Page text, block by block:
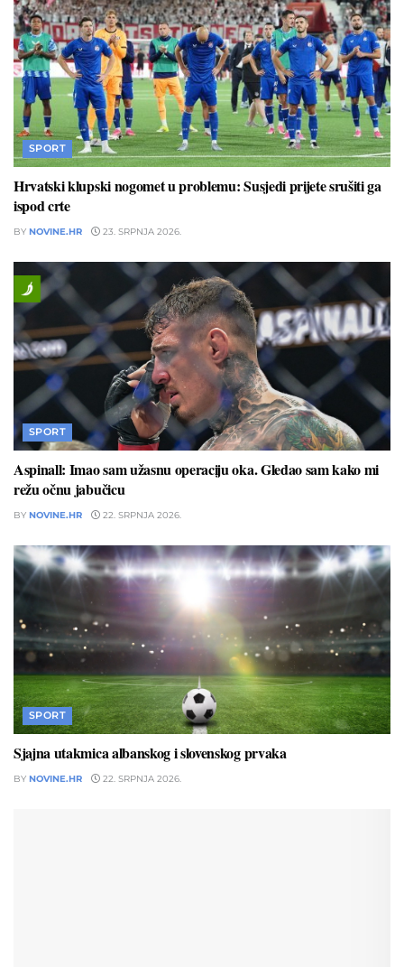
SPORT
Hrvatski klupski nogomet u problemu: Susjedi prijete srušiti ga
ispod crte
BY NOVINE.HR 23. SRPNJA 2026.
SPORT
Aspinall: Imao sam užasnu operaciju oka. Gledao sam kako mi
režu očnu jabučicu
BY NOVINE.HR 22. SRPNJA 2026.
SPORT
Sjajna utakmica albanskog i slovenskog prvaka
BY NOVINE.HR 22. SRPNJA 2026.